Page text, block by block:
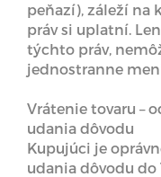
peňazí), záleží na
práv si uplatní.
týchto práv,
jednostranne
Vrátenie tovaru –
udania dôvodu
Kupujúci je
udania dôvodu do